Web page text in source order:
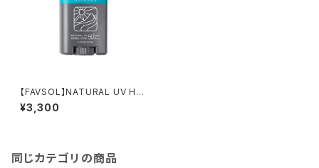
【FAVSOL】NATURAL UV HE
RBAL STICK
¥3,300
同じカテゴリの商品